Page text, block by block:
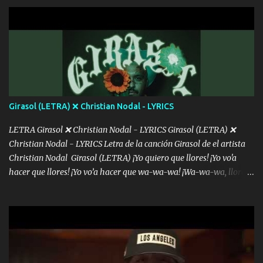
con la gente Dices "Latino Gang" pero pisas a to'a tu gente Pa’ dar
menos se prudente Hoy me sabe a mierda, traigo un Balvin en los
dientes Por falta de empatía le toca ser resiliente ¿Acaso eres
consciente de los followers que mueves? Parcerito, abre los ojos y
ve el poder que tienes Otro chiste malo son los nombres de tus
álbum's "José, vibras colores con la energía del diablo " ¿Si ...
Girasol (LETRA) ❌ Christian Nodal - LYRICS
LETRA Girasol ❌ Christian Nodal - LYRICS Girasol (LETRA) ❌
Christian Nodal - LYRICS Letra de la canción Girasol de el artista
Christian Nodal Girasol (LETRA) ¡Yo quiero que llores! ¡Yo vo'a
hacer que llores! ¡Yo vo’a hacer que wa-wa-wa! ¡Wa-wa-wa, llores!
intentas rimar Pobre payaso que usa a todo el mundo pa' conectar
con la gente Dices "Latino Gang" pero pisas a to'a tu gente Pa’ dar
mensajes, m'ijo, hay quе ser coherentеs Si tú no eres artista, al